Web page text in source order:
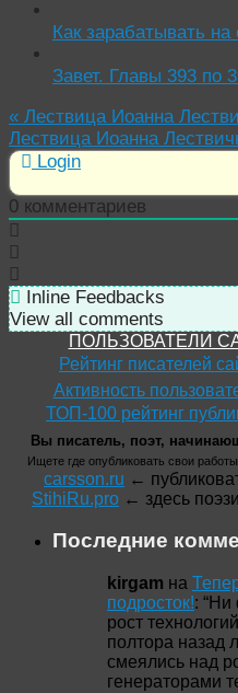
Как зарабатывать
Завет. Главы 393 по
« Лествица Иоанна
Лествица Иоанна
Login
0 комментариев
Inline Feedbacks
View all comments
ПОЛЬЗОВАТЕЛИ
Рейтинг писателей
Активность
ТОП-100 рейтинг
Вы писатель, поэт,
Ищете где опубликовать свои
carsson.ru ←
StihiRu.pro ← здесь
Последние
kirgam на
подросток!: “Ни
рост
полтора назад
смеялись над
генераторами